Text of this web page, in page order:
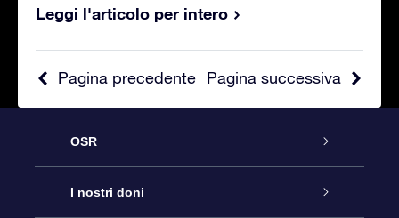
Leggi l'articolo per intero
Pagina successiva
Pagina precedente
OSR
Assistenza
I nostri doni